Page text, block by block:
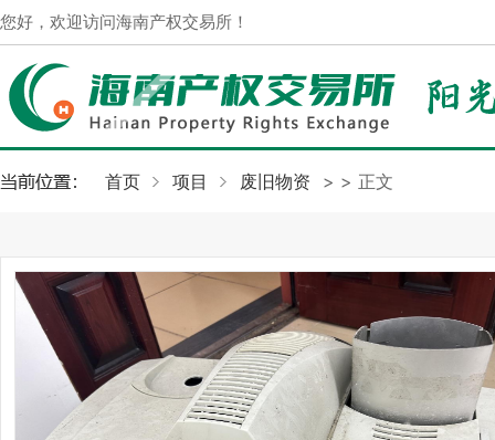
您好，欢迎访问海南产权交易所！
首页 项目 >
废旧物资 > 正文